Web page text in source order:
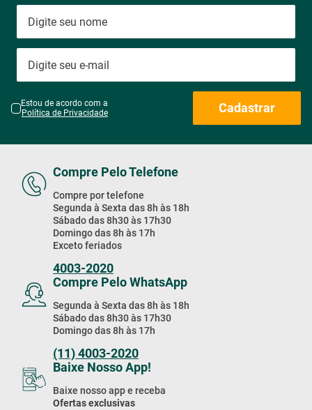
Estou de acordo com a
Política de Privacidade
Cadastrar
Compre Pelo Telefone
Compre por telefone
Segunda à Sexta das 8h às 18h
Sábado das 8h30 às 17h30
Domingo das 8h às 17h
Exceto feriados
4003-2020
Compre Pelo WhatsApp
Segunda à Sexta das 8h às 18h
Sábado das 8h30 às 17h30
Domingo das 8h às 17h
(11) 4003-2020
Baixe Nosso App!
Baixe nosso app e receba
Ofertas exclusivas